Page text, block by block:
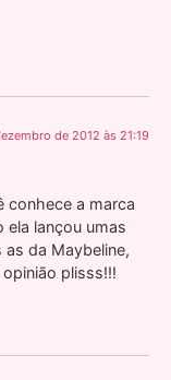
de 2012 às 21:19
conhece a marca
ela lançou umas
da Maybeline,
plisss!!!